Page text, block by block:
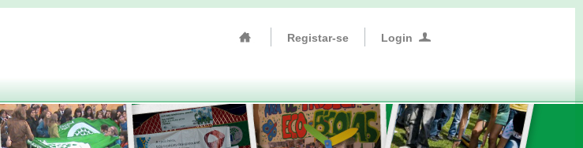
Registar-se Login